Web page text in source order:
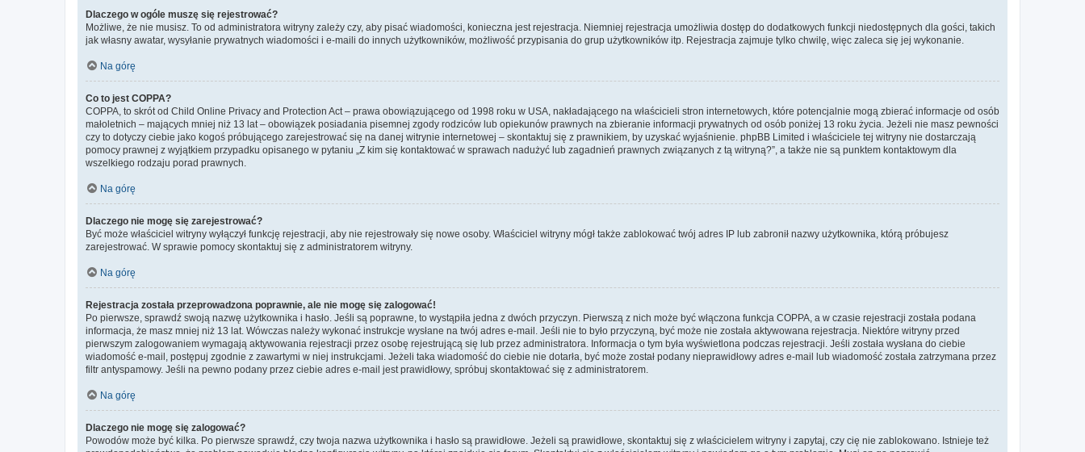
Dlaczego w ogóle muszę się rejestrować?
Możliwe, że nie musisz. To od administratora witryny zależy czy, aby pisać wiadomości, konieczna jest rejestracja. Niemniej rejestracja umożliwia dostęp do dodatkowych funkcji niedostępnych dla gości, takich
jak własny awatar, wysyłanie prywatnych wiadomości i e-maili do innych użytkowników, możliwość przypisania do grup użytkowników itp. Rejestracja zajmuje tylko chwilę, więc zaleca się jej wykonanie.
Na górę
Co to jest COPPA?
COPPA, to skrót od Child Online Privacy and Protection Act – prawa obowiązującego od 1998 roku w USA, nakładającego na właścicieli stron internetowych, które potencjalnie mogą zbierać informacje od osób
małoletnich – mających mniej niż 13 lat – obowiązek posiadania pisemnej zgody rodziców lub opiekunów prawnych na zbieranie informacji prywatnych od osób poniżej 13 roku życia. Jeżeli nie masz pewności
czy to dotyczy ciebie jako kogoś próbującego zarejestrować się na danej witrynie internetowej – skontaktuj się z prawnikiem, by uzyskać wyjaśnienie. phpBB Limited i właściciele tej witryny nie dostarczają
pomocy prawnej z wyjątkiem przypadku opisanego w pytaniu „Z kim się kontaktować w sprawach nadużyć lub zagadnień prawnych związanych z tą witryną?”, a także nie są punktem kontaktowym dla
wszelkiego rodzaju porad prawnych.
Na górę
Dlaczego nie mogę się zarejestrować?
Być może właściciel witryny wyłączył funkcję rejestracji, aby nie rejestrowały się nowe osoby. Właściciel witryny mógł także zablokować twój adres IP lub zabronił nazwy użytkownika, którą próbujesz
zarejestrować. W sprawie pomocy skontaktuj się z administratorem witryny.
Na górę
Rejestracja została przeprowadzona poprawnie, ale nie mogę się zalogować!
Po pierwsze, sprawdź swoją nazwę użytkownika i hasło. Jeśli są poprawne, to wystąpiła jedna z dwóch przyczyn. Pierwszą z nich może być włączona funkcja COPPA, a w czasie rejestracji została podana
informacja, że masz mniej niż 13 lat. Wówczas należy wykonać instrukcje wysłane na twój adres e-mail. Jeśli nie to było przyczyną, być może nie została aktywowana rejestracja. Niektóre witryny przed
pierwszym zalogowaniem wymagają aktywowania rejestracji przez osobę rejestrującą się lub przez administratora. Informacja o tym była wyświetlona podczas rejestracji. Jeśli została wysłana do ciebie
wiadomość e-mail, postępuj zgodnie z zawartymi w niej instrukcjami. Jeżeli taka wiadomość do ciebie nie dotarła, być może został podany nieprawidłowy adres e-mail lub wiadomość została zatrzymana przez
filtr antyspamowy. Jeśli na pewno podany przez ciebie adres e-mail jest prawidłowy, spróbuj skontaktować się z administratorem.
Na górę
Dlaczego nie mogę się zalogować?
Powodów może być kilka. Po pierwsze sprawdź, czy twoja nazwa użytkownika i hasło są prawidłowe. Jeżeli są prawidłowe, skontaktuj się z właścicielem witryny i zapytaj, czy cię nie zablokowano. Istnieje też